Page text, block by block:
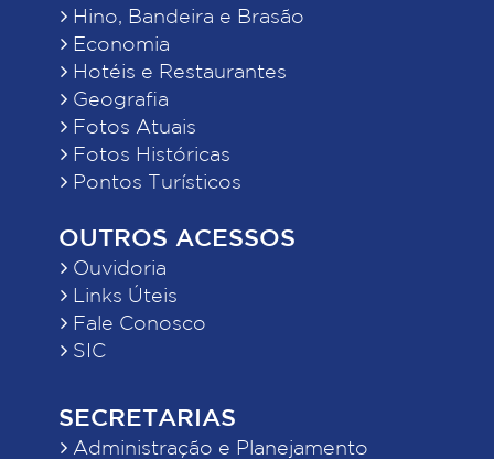
Hino, Bandeira e Brasão
Economia
Hotéis e Restaurantes
Geografia
Fotos Atuais
Fotos Históricas
Pontos Turísticos
OUTROS ACESSOS
Ouvidoria
Links Úteis
Fale Conosco
SIC
SECRETARIAS
Administração e Planejamento